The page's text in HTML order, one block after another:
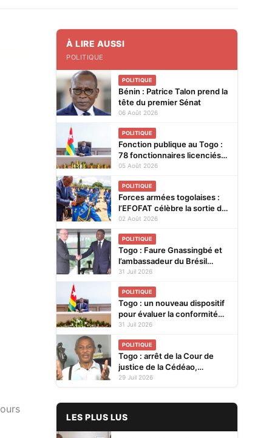
À LIRE AUSSI
POLITIQUE
POLITIQUE
Bénin : Patrice Talon prend la
tête du premier Sénat
06 Août 2026
POLITIQUE
Fonction publique au Togo :
78 fonctionnaires licenciés
entre 2025 et 2026
05 Août 2026
POLITIQUE
Forces armées togolaises :
l’EFOFAT célèbre la sortie de
la 29e promotion et le
02 Août 2026
POLITIQUE
Togo : Faure Gnassingbé et
l’ambassadeur du Brésil
explorent de nouvelles pistes
bilatérale
31 Juil 2026
POLITIQUE
Togo : un nouveau dispositif
pour évaluer la conformité
des produits avant leur mise
31 Juil 2026
POLITIQUE
Togo : arrêt de la Cour de
justice de la Cédéao,
l'opposition conteste la
29 Juil 2026
LES PLUS LUS